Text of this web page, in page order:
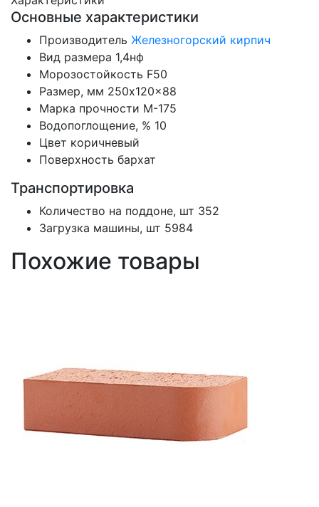
Основные характеристики
Производитель Железногорский кирпич
Вид размера 1,4нф
Морозостойкость F50
Размер, мм 250x120x88
Марка прочности М-175
Водопоглощение, % 10
Цвет коричневый
Поверхность бархат
Транспортировка
Количество на поддоне, шт 352
Загрузка машины, шт 5984
Похожие товары